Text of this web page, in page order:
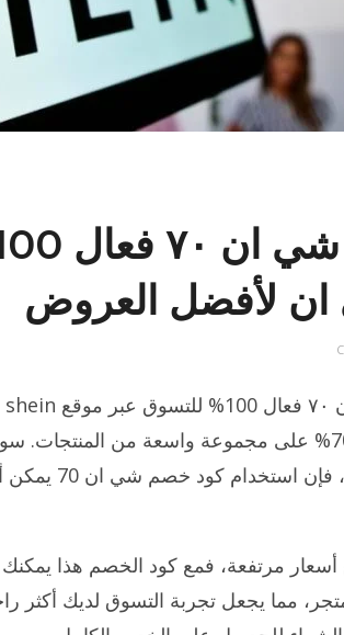
لأفضل العروض
على خصم يصل إلى 70% على مجموعة واسعة من
جديدة أو
أسعار مرتفعة، فمع كود الخصم هذا
مما يجعل تجربة التسوق لديك أكثر